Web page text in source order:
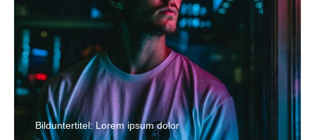
Bilduntertitel: Lorem ipsum dolor